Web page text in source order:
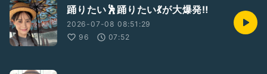
踊りたい🕺踊りたい💃が大爆発‼️
2026-07-08 08:51:29
96
07:52